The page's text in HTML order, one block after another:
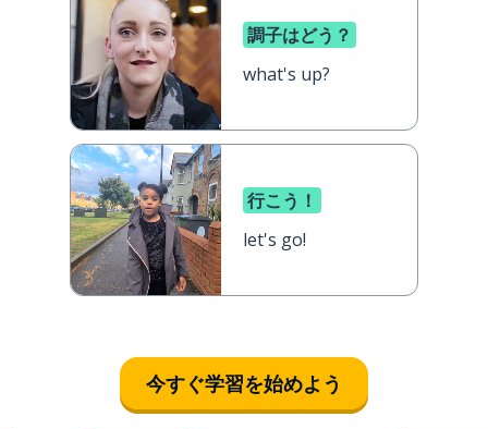
調子はどう？
what's up?
行こう！
let's go!
今すぐ学習を始めよう